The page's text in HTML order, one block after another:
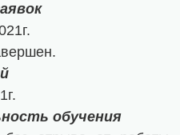
обучения